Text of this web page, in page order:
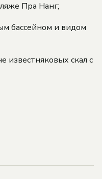
Пра Нанг;
бассейном и видом
известняковых скал с